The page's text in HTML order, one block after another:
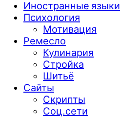
Иностранные языки
Психология
Мотивация
Ремесло
Кулинария
Стройка
Шитьё
Сайты
Скрипты
Соц.сети